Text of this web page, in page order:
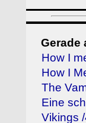
Gerade
How I
How I
The
Eine
Vikings